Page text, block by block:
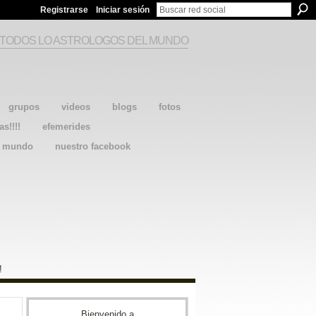
Registrarse Iniciar sesión
grupos videos blogs
fotos
efemerides
mundo
nuestro facebook
LO ASTROLOGOS DEL MUNDO